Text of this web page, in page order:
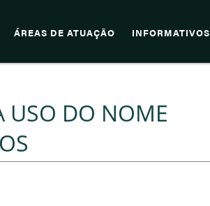
ÁREAS DE ATUAÇÃO INFORMATIVOS
USO DO NOME